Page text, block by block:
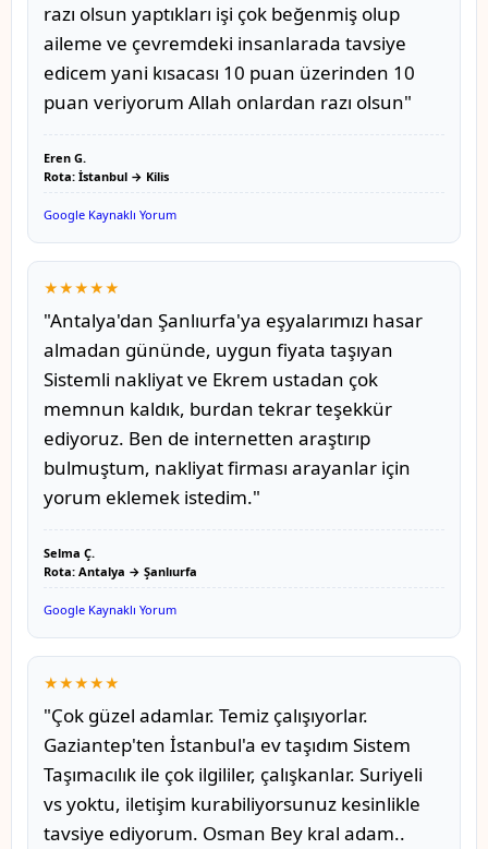
razı olsun yaptıkları işi çok beğenmiş olup
aileme ve çevremdeki insanlarada tavsiye
edicem yani kısacası 10 puan üzerinden 10
puan veriyorum Allah onlardan razı olsun"
Eren G.
Rota: İstanbul → Kilis
Google Kaynaklı Yorum
★★★★★
"Antalya'dan Şanlıurfa'ya eşyalarımızı hasar
almadan gününde, uygun fiyata taşıyan
Sistemli nakliyat ve Ekrem ustadan çok
memnun kaldık, burdan tekrar teşekkür
ediyoruz. Ben de internetten araştırıp
bulmuştum, nakliyat firması arayanlar için
yorum eklemek istedim."
Selma Ç.
Rota: Antalya → Şanlıurfa
Google Kaynaklı Yorum
★★★★★
"Çok güzel adamlar. Temiz çalışıyorlar.
Gaziantep'ten İstanbul'a ev taşıdım Sistem
Taşımacılık ile çok ilgililer, çalışkanlar. Suriyeli
vs yoktu, iletişim kurabiliyorsunuz kesinlikle
tavsiye ediyorum. Osman Bey kral adam..